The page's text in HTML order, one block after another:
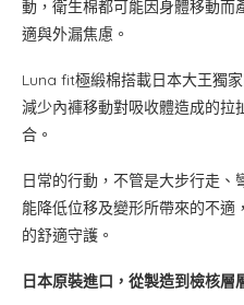
動，衛生棉都可能因身體移動而
適與外漏焦慮。
Luna fit極緞棉搭載日本大王獨
減少內褲移動對吸收體造成的拉
合。
日常的行動，不管是大步行走
能降低位移及變形所帶來的不適
的舒適守護。
日本原裝進口，從製造到檢核層